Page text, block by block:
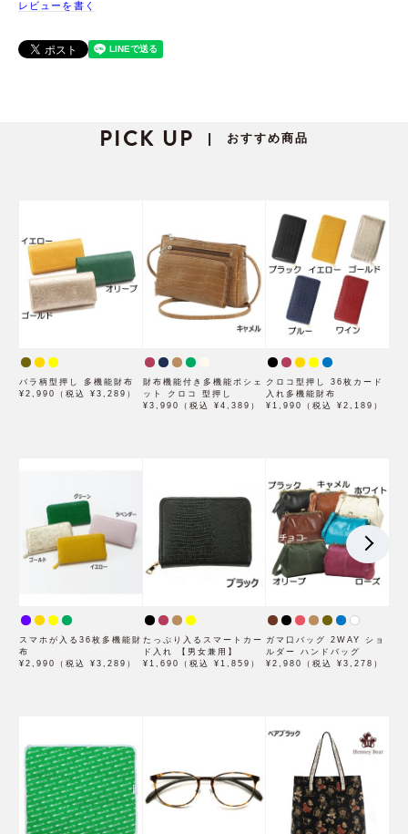
レビューを書く
PICK UP | おすすめ商品
バラ柄型押し 多機能財布
¥2,990（税込 ¥3,289）
財布機能付き多機能ポシェ
ット クロコ 型押し
¥3,990（税込 ¥4,389）
クロコ型押し 36枚カード
入れ多機能財布
¥1,990（税込 ¥2,189）
スマホが入る36枚多機能財
布
¥2,990（税込 ¥3,289）
たっぷり入るスマートカー
ド入れ 【男女兼用】
¥1,690（税込 ¥1,859）
ガマ口バッグ 2WAY ショ
ルダー ハンドバッグ
¥2,980（税込 ¥3,278）